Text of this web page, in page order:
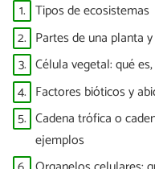
1. Tipos de ecosistemas
2. Partes de una planta
3. Célula vegetal: qué
4. Factores bióticos y
5. Cadena trófica o
ejemplos